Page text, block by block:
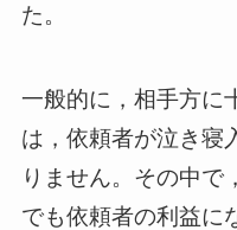
た。
一般的に，相手方に
は，依頼者が泣き寝
りません。その中で
でも依頼者の利益に